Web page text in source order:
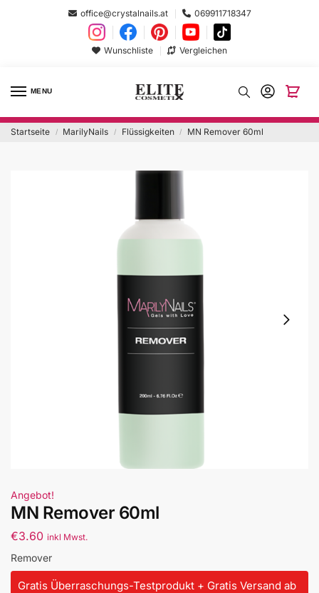
office@crystalnails.at 069911718347
Wunschliste Vergleichen
MENU
Startseite / MarilyNails / Flüssigkeiten / MN Remover 60ml
Angebot!
MN Remover 60ml
€3.60 inkl Mwst.
Remover
Gratis Überraschungs-Testprodukt + Gratis Versand ab